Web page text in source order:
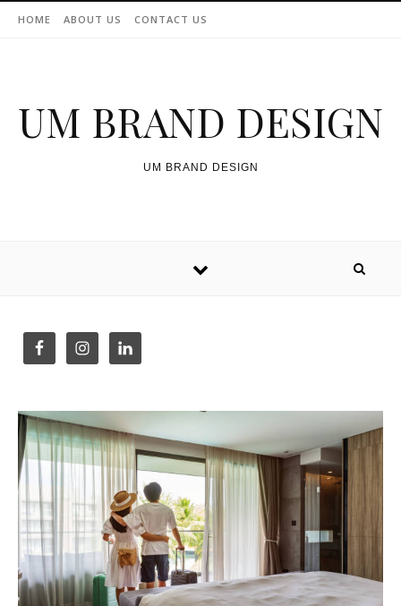
HOME ABOUT US CONTACT US
UM BRAND DESIGN
UM BRAND DESIGN